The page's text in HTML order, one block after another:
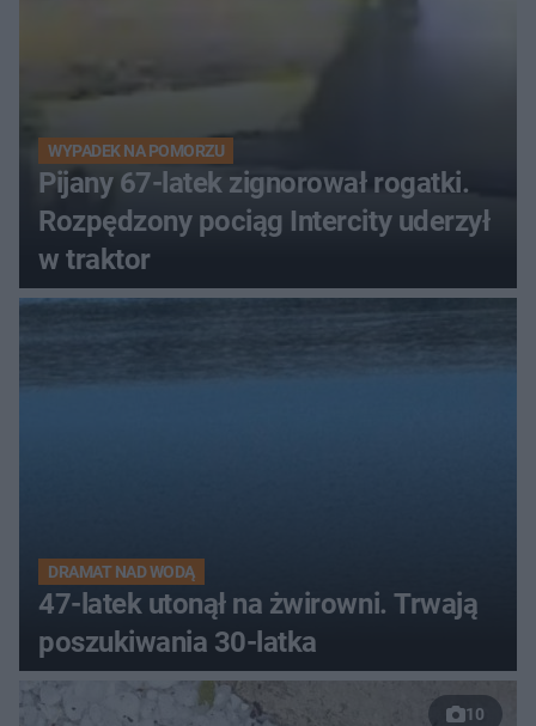
WYPADEK NA POMORZU
Pijany 67-latek zignorował rogatki.
Rozpędzony pociąg Intercity uderzył
w traktor
DRAMAT NAD WODĄ
47-latek utonął na żwirowni. Trwają
poszukiwania 30-latka
10